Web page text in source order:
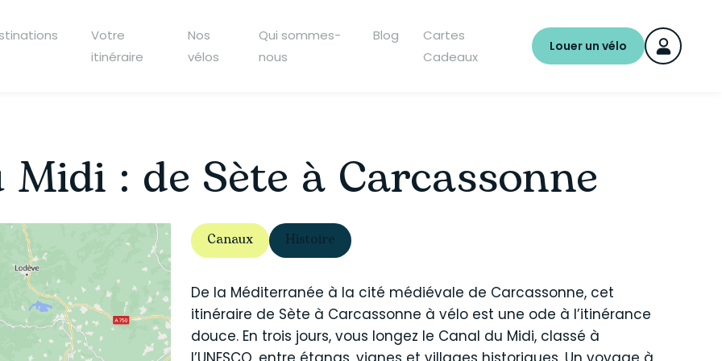
Votre
itinéraire
Nos
vélos
Qui sommes-
nous
Blog
Cartes
Cadeaux
Louer un vélo
Midi : de Sète à Carcassonne
Canaux Histoire
De la Méditerranée à la cité médiévale de Carcassonne, cet
itinéraire de Sète à Carcassonne à vélo est une ode à l’itinérance
douce. En trois jours, vous longez le Canal du Midi, classé à